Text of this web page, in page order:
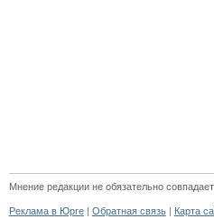
Мнение редакции не обязательно
Реклама в Юрге| Обратная связь| Карта